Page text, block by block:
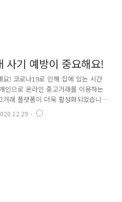
사기 예방이 중요해요!
! 코로나19로 인해 집에 있는 시간
인으로 온라인 중고거래를 이용하는
래 플랫폼이 더욱 활성화되었습니
기 피해 또한 급증하고 있는데요,
수가 같은 기간보다 40% 증가했다